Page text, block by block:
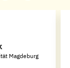
Magdeburg